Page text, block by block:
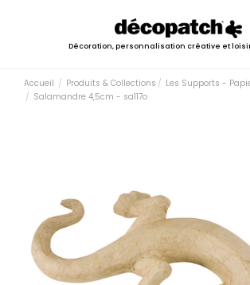
Décoration, personnalisation créative et
Accueil Produits & Collections
Les Supports -
Salamandre 4,5cm - sa117o